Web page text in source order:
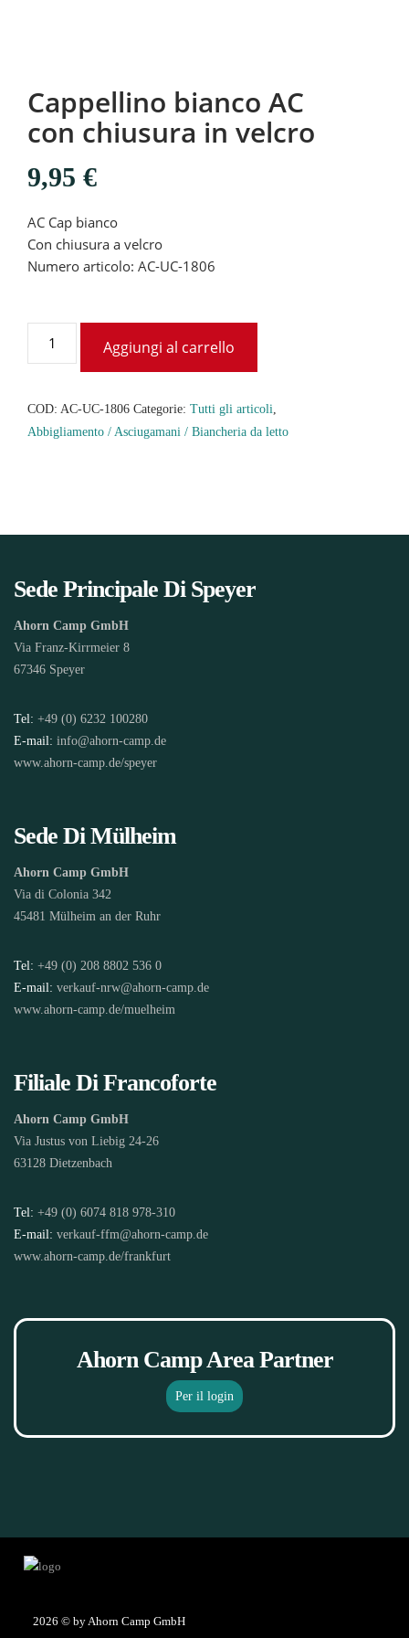
Cappellino bianco AC
con chiusura in velcro
9,95 €
AC Cap bianco
Con chiusura a velcro
Numero articolo: AC-UC-1806
Aggiungi al carrello
COD: AC-UC-1806 Categorie: Tutti gli articoli
Abbigliamento / Asciugamani / Biancheria da letto
Sede Principale Di Speyer
Ahorn Camp GmbH
Via Franz-Kirrmeier 8
67346 Speyer
Tel: +49 (0) 6232 100280
E-mail: info@ahorn-camp.de
www.ahorn-camp.de/speyer
Sede Di Mülheim
Ahorn Camp GmbH
Via di Colonia 342
45481 Mülheim an der Ruhr
Tel: +49 (0) 208 8802 536 0
E-mail: verkauf-nrw@ahorn-camp.de
www.ahorn-camp.de/muelheim
Filiale Di Francoforte
Ahorn Camp GmbH
Via Justus von Liebig 24-26
63128 Dietzenbach
Tel: +49 (0) 6074 818 978-310
E-mail: verkauf-ffm@ahorn-camp.de
www.ahorn-camp.de/frankfurt
Ahorn Camp Area Partner
Per il login
2026 © by Ahorn Camp GmbH